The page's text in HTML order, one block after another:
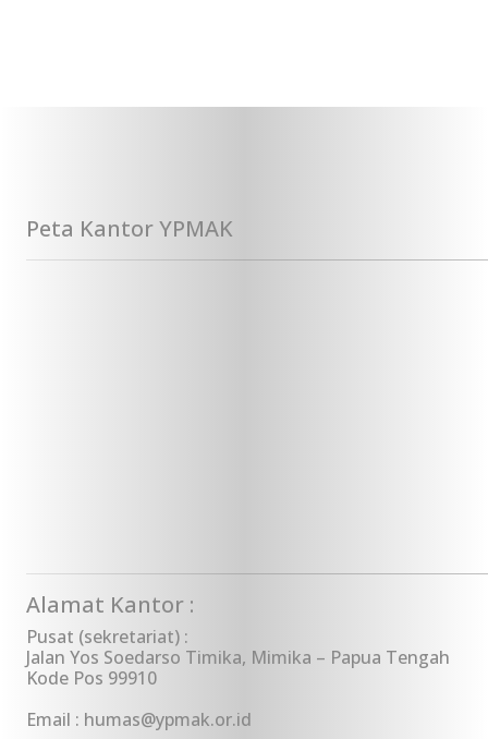
Peta Kantor YPMAK
Alamat Kantor :
Pusat (sekretariat) :
Jalan Yos Soedarso Timika, Mimika – Papua Tengah
Kode Pos 99910
Email : humas@ypmak.or.id